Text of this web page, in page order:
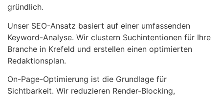
gründlich.
Unser SEO-Ansatz basiert auf einer umfassenden
Keyword-Analyse. Wir clustern Suchintentionen für Ihre
Branche in Krefeld und erstellen einen optimierten
Redaktionsplan.
On-Page-Optimierung ist die Grundlage für
Sichtbarkeit. Wir reduzieren Render-Blocking,